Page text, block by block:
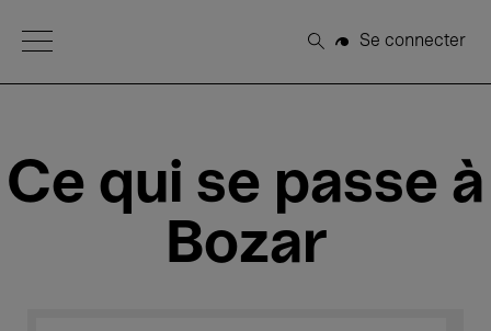
Open Menu
Rechercher
Se connecter
Ce qui se passe à
Bozar